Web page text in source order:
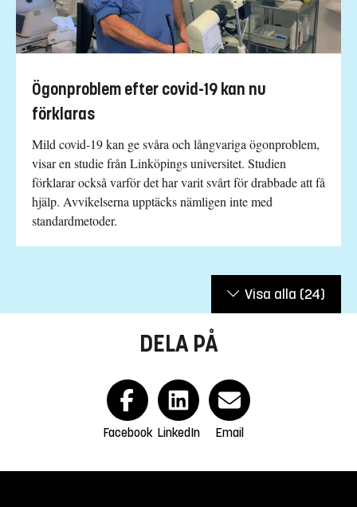
Ögonproblem efter covid-19 kan nu
förklaras
Mild covid-19 kan ge svåra och långvariga ögonproblem,
visar en studie från Linköpings universitet. Studien
förklarar också varför det har varit svårt för drabbade att få
hjälp. Avvikelserna upptäcks nämligen inte med
standardmetoder.
Visa alla (24)
DELA PÅ
Facebook LinkedIn Email